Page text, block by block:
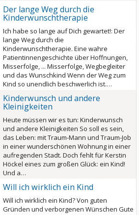
Der lange Weg durch die
Kinderwunschtherapie
Ich habe so lange auf Dich gewartet!: Der
lange Weg durch die
Kinderwunschtherapie. Eine wahre
Patientinnengeschichte über Hoffnungen,
Misserfolge, ... Misserfolge, Wegbegleiter
und das Wunschkind Wenn der Weg zum
Kind so unendlich beschwerlich ist.…
Kinderwunsch und andere
Kleinigkeiten
Heute müssen wir es tun: Kinderwunsch
und andere Kleinigkeiten So soll es sein,
das Leben: mit Traum-Mann und Traum-Job
in einer wunderschönen Wohnung in einer
aufregenden Stadt. Doch fehlt für Kerstin
Höckel eines zum großen Glück: ein Kind!
Und a…
Will ich wirklich ein Kind
Will ich wirklich ein Kind? Von guten
Gründen und verborgenen Wünschen Gute